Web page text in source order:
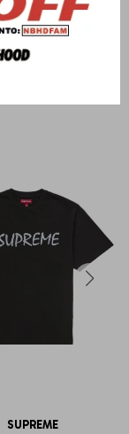
SUPREME